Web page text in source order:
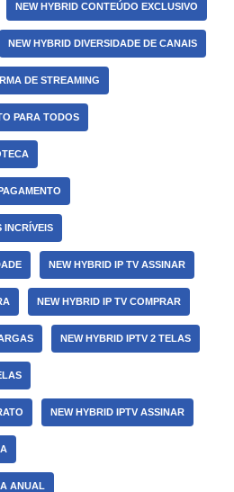
NEW HYBRID CONTEÚDO EXCLUSIVO
NEW HYBRID DIVERSIDADE DE CANAIS
DE STREAMING
PARA TODOS
INCRÍVEIS
NEW HYBRID IP TV ASSINAR
NEW HYBRID IP TV COMPRAR
NEW HYBRID IPTV 2 TELAS
NEW HYBRID IPTV ASSINAR
ANUAL